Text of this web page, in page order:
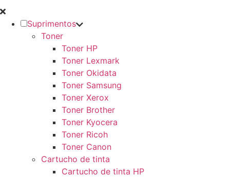
Suprimentos
Toner
Toner HP
Toner Lexmark
Toner Okidata
Toner Samsung
Toner Xerox
Toner Brother
Toner Kyocera
Toner Ricoh
Toner Canon
Cartucho de tinta
Cartucho de tinta HP